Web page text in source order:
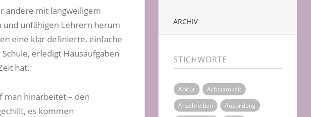
andere mit langweiligem
unfähigen Lehrern herum
eine klar definierte, einfache
erledigt Hausaufgaben
hat.
man hinarbeitet – den
es kommen
ARCHIV
STICHWORTE
Abitur
Achtsamkeit
Anschreiben
Ausbildung